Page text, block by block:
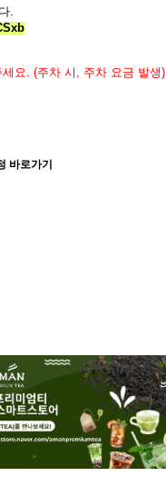
.
요. (주차 시 , 주차 요금 발생)
바로가기